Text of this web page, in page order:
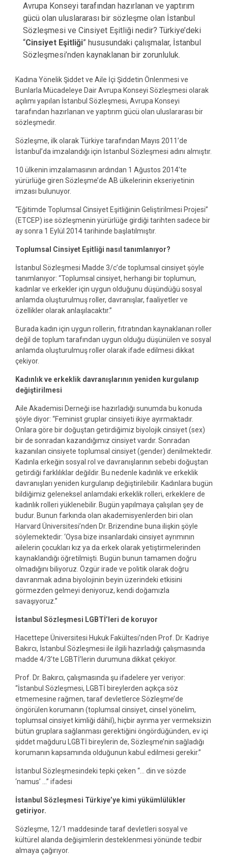
Avrupa Konseyi tarafından hazırlanan ve yaptırım
gücü olan uluslararası bir sözleşme olan İstanbul
Sözleşmesi ve Cinsiyet Eşitliği nedir? Türkiye’deki
“Cinsiyet Eşitliği” hususundaki çalışmalar, İstanbul
Sözleşmesi’nden kaynaklanan bir zorunluluk.
Kadına Yönelik Şiddet ve Aile İçi Şiddetin Önlenmesi ve
Bunlarla Mücadeleye Dair Avrupa Konseyi Sözleşmesi olarak
açılımı yapılan İstanbul Sözleşmesi, Avrupa Konseyi
tarafından hazırlanan ve yaptırım gücü olan uluslararası bir
sözleşmedir.
Sözleşme, ilk olarak Türkiye tarafından Mayıs 2011’de
İstanbul’da imzalandığı için İstanbul Sözleşmesi adını almıştır.
10 ülkenin imzalamasının ardından 1 Ağustos 2014’te
yürürlüğe giren Sözleşme’de AB ülkelerinin ekseriyetinin
imzası bulunuyor.
“Eğitimde Toplumsal Cinsiyet Eşitliğinin Geliştirilmesi Projesi”
(ETCEP) ise sözleşmenin yürürlüğe girdiği tarihten sadece bir
ay sonra 1 Eylül 2014 tarihinde başlatılmıştır.
Toplumsal Cinsiyet Eşitliği nasıl tanımlanıyor?
İstanbul Sözleşmesi Madde 3/c’de toplumsal cinsiyet şöyle
tanımlanıyor: “Toplumsal cinsiyet, herhangi bir toplumun,
kadınlar ve erkekler için uygun olduğunu düşündüğü sosyal
anlamda oluşturulmuş roller, davranışlar, faaliyetler ve
özellikler olarak anlaşılacaktır.”
Burada kadın için uygun rollerin, fıtratından kaynaklanan roller
değil de toplum tarafından uygun olduğu düşünülen ve sosyal
anlamda oluşturulmuş roller olarak ifade edilmesi dikkat
çekiyor.
Kadınlık ve erkeklik davranışlarının yeniden kurgulanıp
değiştirilmesi
Aile Akademisi Derneği ise hazırladığı sunumda bu konuda
şöyle diyor: “Feminist gruplar cinsiyeti ikiye ayırmaktadır.
Onlara göre bir doğuştan getirdiğimiz biyolojik cinsiyet (sex)
bir de sonradan kazandığımız cinsiyet vardır. Sonradan
kazanılan cinsiyete toplumsal cinsiyet (gender) denilmektedir.
Kadınla erkeğin sosyal rol ve davranışlarının sebebi doğuştan
getirdiği farklılıklar değildir. Bu nedenle kadınlık ve erkeklik
davranışları yeniden kurgulanıp değiştirilebilir. Kadınlara bugün
bildiğimiz geleneksel anlamdaki erkeklik rolleri, erkeklere de
kadınlık rolleri yüklenebilir. Bugün yapılmaya çalışılan şey de
budur. Bunun farkında olan akademisyenlerden biri olan
Harvard Üniversitesi’nden Dr. Brizendine buna ilişkin şöyle
söylemektedir: ‘Oysa bize insanlardaki cinsiyet ayrımının
ailelerin çocukları kız ya da erkek olarak yetiştirmelerinden
kaynaklandığı öğretilmişti. Bugün bunun tamamen doğru
olmadığını biliyoruz. Özgür irade ve politik olarak doğru
davranmak adına biyolojinin beyin üzerindeki etkisini
görmezden gelmeyi deniyoruz, kendi doğamızla
savaşıyoruz.”
İstanbul Sözleşmesi LGBTİ’leri de koruyor
Hacettepe Üniversitesi Hukuk Fakültesi’nden Prof. Dr. Kadriye
Bakırcı, İstanbul Sözleşmesi ile ilgili hazırladığı çalışmasında
madde 4/3’te LGBTİ’lerin durumuna dikkat çekiyor.
Prof. Dr. Bakırcı, çalışmasında şu ifadelere yer veriyor:
“İstanbul Sözleşmesi, LGBTİ bireylerden açıkça söz
etmemesine rağmen, taraf devletlerce Sözleşme’de
öngörülen korumanın (toplumsal cinsiyet, cinsel yönelim,
toplumsal cinsiyet kimliği dâhil), hiçbir ayrıma yer vermeksizin
bütün gruplara sağlanması gerektiğini öngördüğünden, ev içi
şiddet mağduru LGBTİ bireylerin de, Sözleşme’nin sağladığı
korumanın kapsamında olduğunun kabul edilmesi gerekir.”
İstanbul Sözleşmesindeki tepki çeken “… din ve sözde
‘namus’ …” ifadesi
İstanbul Sözleşmesi Türkiye’ye kimi yükümlülükler
getiriyor.
Sözleşme, 12/1 maddesinde taraf devletleri sosyal ve
kültürel alanda değişimlerin desteklenmesi yönünde tedbir
almaya çağırıyor.